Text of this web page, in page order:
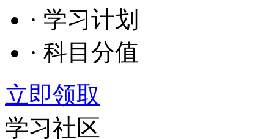
· 学习计划
· 科目分值
立即领取
学习社区